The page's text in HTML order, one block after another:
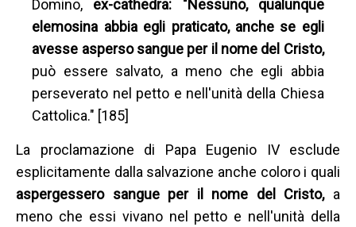
Domino, ex-cathedra: "Nessuno, qualunque
elemosina abbia egli praticato, anche se egli
avesse asperso sangue per il nome del Cristo,
può essere salvato, a meno che egli abbia
perseverato nel petto e nell'unità della Chiesa
Cattolica." [185]
La proclamazione di Papa Eugenio IV esclude
esplicitamente dalla salvazione anche coloro i quali
aspergessero sangue per il nome del Cristo, a
meno che essi vivano nel petto e nell'unità della